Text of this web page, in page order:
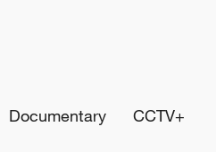
Documentary CCTV+